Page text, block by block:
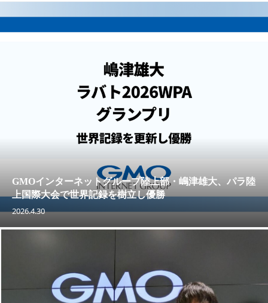
GMOインターネットグループ陸上部・嶋津雄大、パラ陸
上国際大会で世界記録を樹立し優勝
2026.4.30